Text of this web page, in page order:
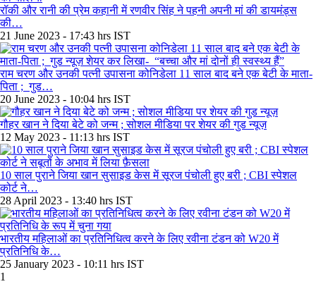
रॉकी और रानी की प्रेम कहानी में रणवीर सिंह ने पहनी अपनी मां की डायमंड्स
की…
21 June 2023 - 17:43 hrs IST
राम चरण और उनकी पत्नी उपासना कोनिडेला 11 साल बाद बने एक बेटी के माता-
पिता ; गुड…
20 June 2023 - 10:04 hrs IST
गौहर खान ने दिया बेटे को जन्म ; सोशल मीडिया पर शेयर की गुड न्यूज़
12 May 2023 - 11:13 hrs IST
10 साल पुराने जिया खान सुसाइड केस में सूरज पंचोली हुए बरी ; CBI स्‍पेशल
कोर्ट ने…
28 April 2023 - 13:40 hrs IST
भारतीय महिलाओं का प्रतिनिधित्व करने के लिए रवीना टंडन को W20 में
प्रतिनिधि के…
25 January 2023 - 10:11 hrs IST
1